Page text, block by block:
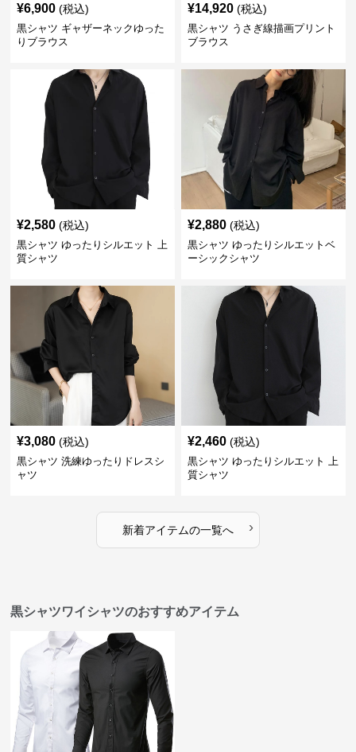
¥6,900 (税込)
黒シャツ ギャザーネックゆった
りブラウス
¥14,920 (税込)
黒シャツ うさぎ線描画プリント
ブラウス
¥2,580 (税込)
黒シャツ ゆったりシルエット 上
質シャツ
¥2,880 (税込)
黒シャツ ゆったりシルエットベ
ーシックシャツ
¥3,080 (税込)
黒シャツ 洗練ゆったりドレスシ
ャツ
¥2,460 (税込)
黒シャツ ゆったりシルエット 上
質シャツ
新着アイテムの一覧へ ›
黒シャツワイシャツのおすすめアイテム